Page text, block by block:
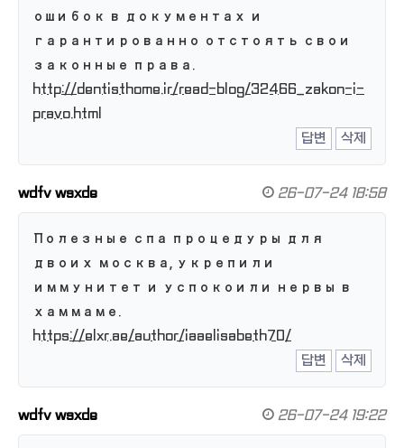
ошибок в документах и
гарантированно отстоять свои
законные права.
http://dentisthome.ir/read-blog/32466_zakon-i-
pravo.html
답변
삭제
wdfv wsxde 26-07-24 18:58
Полезные спа процедуры для
двоих москва, укрепили
иммунитет и успокоили нервы в
хаммаме.
https://elxr.ae/author/iaaelisabeth70/
답변
삭제
wdfv wsxde 26-07-24 19:22